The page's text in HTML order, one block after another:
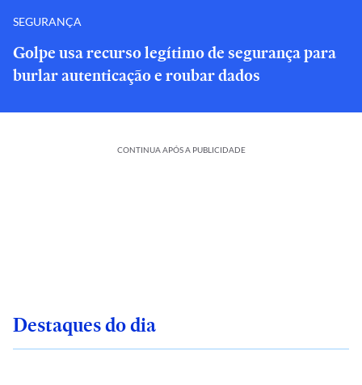
SEGURANÇA
Golpe usa recurso legítimo de segurança para
burlar autenticação e roubar dados
CONTINUA APÓS A PUBLICIDADE
Destaques do dia